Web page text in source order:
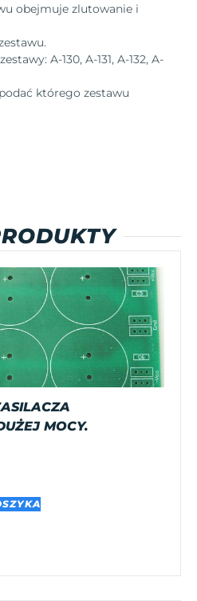
obejmuje zlutowanie i
A-130, A-131, A-132, A-
którego zestawu
MOCY.